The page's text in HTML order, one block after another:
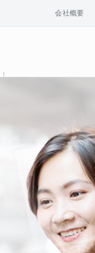
会社概要
カスタマーケア
ナレッジマネジ
ドキュメント自
顧客確認
自動化マーケテ
FPT AI Enhance
FPT AI eKYC
FPT Voice
HRM
法務 & コンプラ
ホワイトペーパー